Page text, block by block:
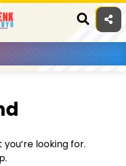
looking for.